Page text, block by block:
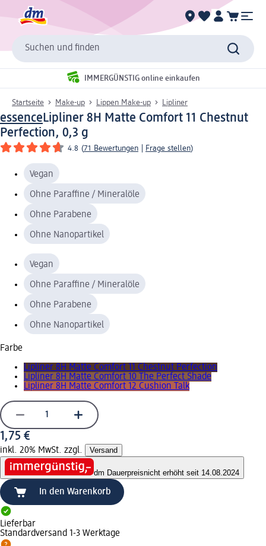
Suchen und finden
IMMERGÜNSTIG online einkaufen
Startseite Make-up Lippen Make-up Lipliner
essenceLipliner 8H Matte Comfort 11 Chestnut
Perfection, 0,3 g
4.8 (71 Bewertungen Frage stellen)
Vegan
Ohne Paraffine / Mineralöle
Ohne Parabene
Ohne Nanopartikel
Vegan
Ohne Paraffine / Mineralöle
Ohne Parabene
Ohne Nanopartikel
Farbe
Lipliner 8H Matte Comfort 11 Chestnut Perfection
Lipliner 8H Matte Comfort 10 The Perfect Shade
Lipliner 8H Matte Comfort 12 Cushion Talk
1,75 €
inkl. 20% MwSt. zzgl. Versand
dm Dauerpreisnicht erhöht seit 14.08.2024
In den Warenkorb
Lieferbar
Standardversand 1-3 Werktage